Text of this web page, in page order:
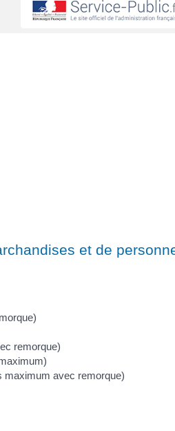
et de
remorque)
maximum avec remorque)